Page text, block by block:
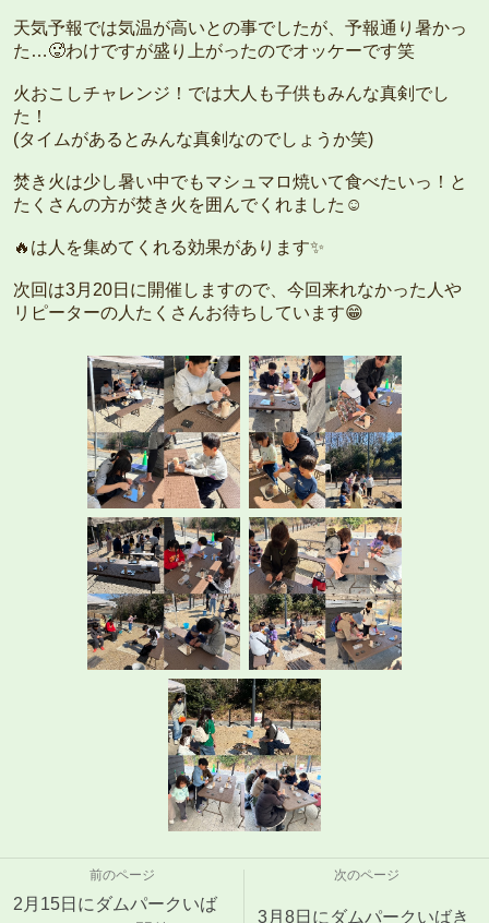
天気予報では気温が高いとの事でしたが、予報通り暑かっ
た…🥵わけですが盛り上がったのでオッケーです笑
火おこしチャレンジ！では大人も子供もみんな真剣でし
た！
(タイムがあるとみんな真剣なのでしょうか笑)
焚き火は少し暑い中でもマシュマロ焼いて食べたいっ！と
たくさんの方が焚き火を囲んでくれました☺️
🔥は人を集めてくれる効果があります✨
次回は3月20日に開催しますので、今回来れなかった人や
リピーターの人たくさんお待ちしています😁
前のページ
2月15日にダムパークいば
次のページ
3月8日にダムパークいばき